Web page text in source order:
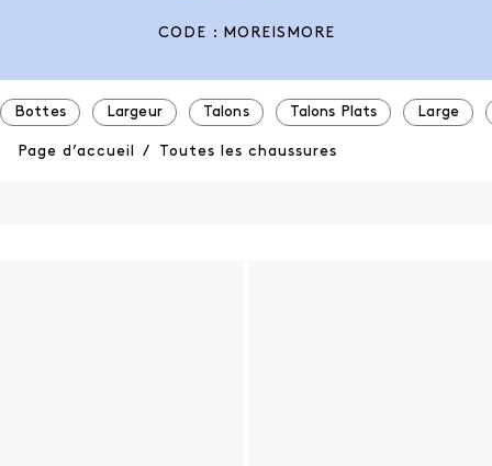
CODE : MOREISMORE
Bottes Largeur Talons Talons Plats Large
Page d’accueil / Toutes les chaussures